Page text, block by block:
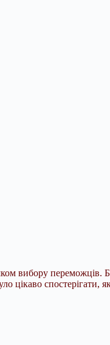
вибору переможців.
цікаво спостерігати,